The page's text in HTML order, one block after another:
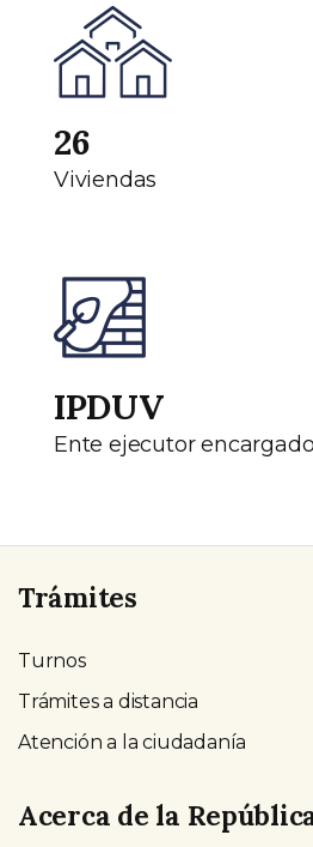
26
Viviendas
IPDUV
Ente ejecutor
Trámites
Turnos
Trámites a distancia
Atención a la ciudadanía
Acerca de la